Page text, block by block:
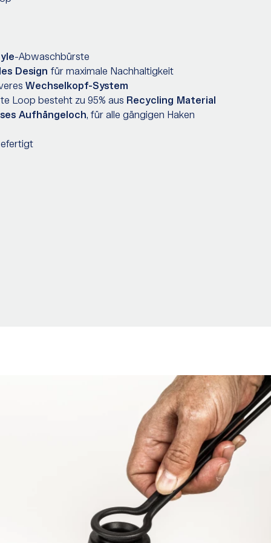
-Abwaschbürste
Designfür maximale Nachhaltigkeit
Wechselkopf-System
Loop besteht zu 95% aus Recycling Material
Aufhängeloch, für alle gängigen Haken